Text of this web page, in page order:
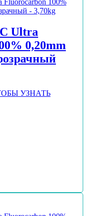
Ultra
0,20mm
УЗНАТЬ